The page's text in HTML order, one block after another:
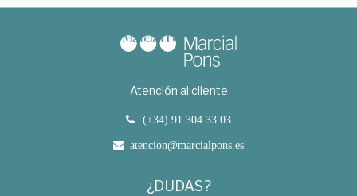
Atención al cliente
(+34) 91 304 33 03
atencion@marcialpons.es
¿DUDAS?